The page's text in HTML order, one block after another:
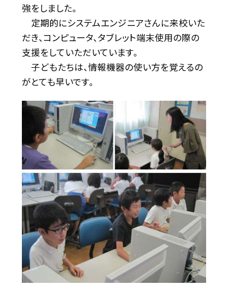
強をしました。
定期的にシステムエンジニアさんに来校いた
だき、コンピュータ、タブレット端末使用の際の
支援をしていただいています。
子どもたちは、情報機器の使い方を覚えるの
がとても早いです。